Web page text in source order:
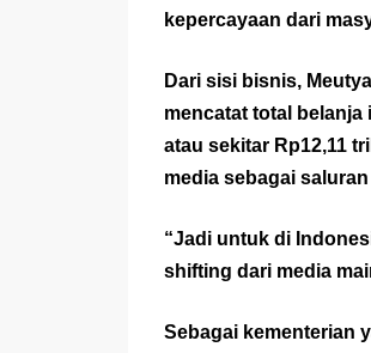
kepercayaan dari
Dari sisi bisnis,
mencatat total belanja
atau sekitar Rp12,11
media sebagai
“Jadi untuk di
shifting dari media
Sebagai kementerian